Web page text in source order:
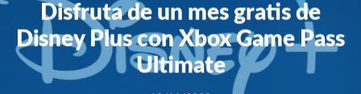
Disfruta de un mes gratis de
Disney Plus con Xbox Game Pass
Ultimate